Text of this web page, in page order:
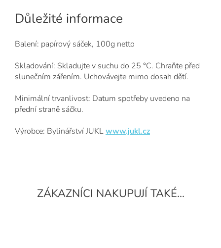
Důležité informace
Balení: papírový sáček, 100g netto
Skladování: Skladujte v suchu do 25 °C. Chraňte před
slunečním zářením. Uchovávejte mimo dosah dětí.
Minimální trvanlivost: Datum spotřeby uvedeno na
přední straně sáčku.
Výrobce: Bylinářství JUKLwww.jukl.cz